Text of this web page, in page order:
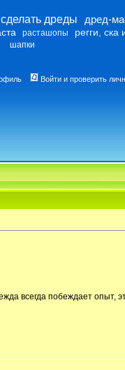
сделать дреды дред-
расташопы регги, ска
шапки
Войти и проверить
всегда побеждает опыт,